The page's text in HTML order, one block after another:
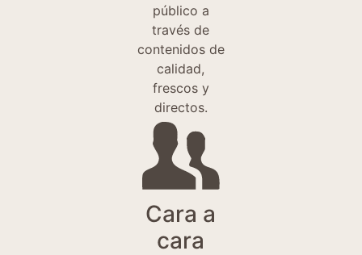
público a
través de
contenidos de
calidad,
frescos y
directos.
Cara a
cara